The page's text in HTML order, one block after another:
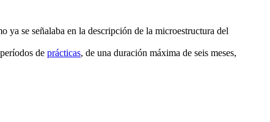
ya se señalaba en la descripción de la microestructura del
de prácticas, de una duración máxima de seis meses,